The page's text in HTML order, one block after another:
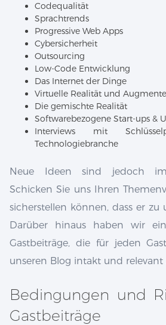
Codequalität
Sprachtrends
Progressive Web Apps
Cybersicherheit
Outsourcing
Low-Code Entwicklung
Das Internet der Dinge
Virtuelle Realität und
Die gemischte Realität
Softwarebezogene Start-ups &
Interviews mit
Technologiebranche
Neue Ideen sind jedoch
Schicken Sie uns Ihren
sicherstellen können, dass er zu
Darüber hinaus haben wir
Gastbeiträge, die für jeden
unseren Blog intakt und relevant
Bedingungen und
Gastbeiträge